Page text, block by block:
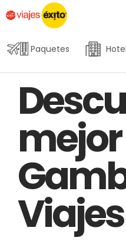
Paquetes
IN:
on: